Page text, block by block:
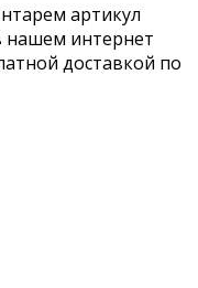
артикул
нашем интернет
доставкой по